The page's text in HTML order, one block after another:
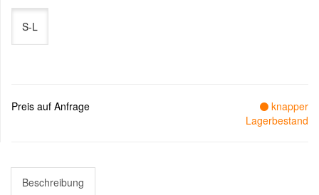
S-L
Preis auf Anfrage
knapper
Lagerbestand
Beschreibung